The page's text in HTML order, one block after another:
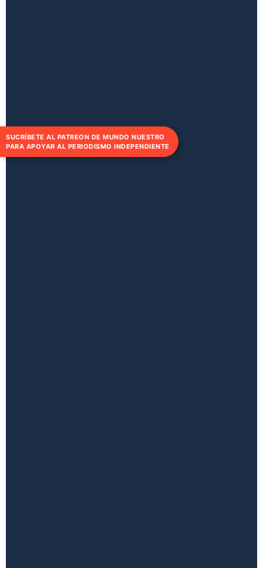
SUCRÍBETE AL PATREON DE MUNDO NUESTRO
PARA APOYAR AL PERIODISMO INDEPENDIENTE